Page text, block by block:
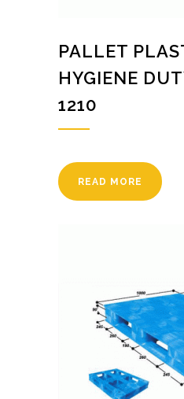
PALLET
HYGIENE
1210
READ MORE